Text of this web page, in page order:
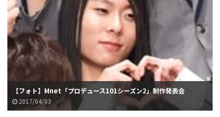
【フォト】Mnet「プロデュース101シーズン2」制作発表会
2017/04/03